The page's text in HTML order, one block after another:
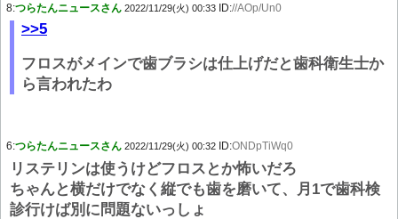
8:つらたんニュースさん 2022/11/29(火) 00:33 ID://AOp/Un0
>>5
フロスがメインで歯ブラシは仕上げだと歯科衛生士か
ら言われたわ
6:つらたんニュースさん 2022/11/29(火) 00:32 ID:ONDpTiWq0
リステリンは使うけどフロスとか怖いだろ
ちゃんと横だけでなく縦でも歯を磨いて、月1で歯科検
診行けば別に問題ないっしょ